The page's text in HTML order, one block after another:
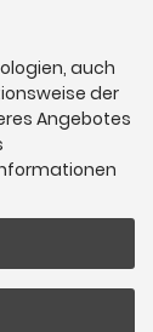
auch
der
Angebotes